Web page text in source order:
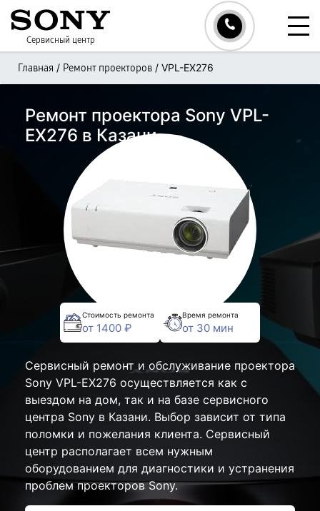
Сервисный центр
Главная / Ремонт проекторов / VPL-EX276
Ремонт проектора Sony VPL-
EX276 в Казани
Стоимость ремонта
от 1400 ₽
Время ремонта
от 30 мин
Сервисный ремонт и обслуживание проектора
Sony VPL-EX276 осуществляется как с
выездом на дом, так и на базе сервисного
центра Sony в Казани. Выбор зависит от типа
поломки и пожелания клиента. Сервисный
центр располагает всем нужным
оборудованием для диагностики и устранения
проблем проекторов Sony.